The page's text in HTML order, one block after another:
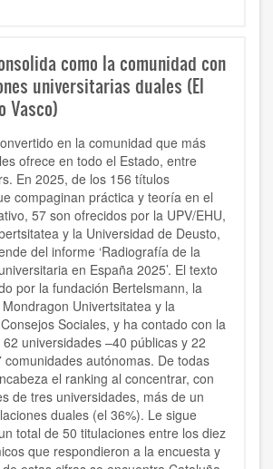
como la comunidad con
universitarias duales (El
Vasco)
en la comunidad que más
ofrece en todo el Estado, entre
En 2025, de los 156 títulos
compaginan práctica y teoría en el
57 son ofrecidos por la UPV/EHU,
y la Universidad de Deusto,
del informe ‘Radiografía de la
en España 2025’. El texto
por la fundación Bertelsmann, la
Univertsitatea y la
Sociales, y ha contado con la
universidades –40 públicas y 22
comunidades autónomas. De todas
el ranking al concentrar, con
de tres universidades, más de un
duales (el 36%). Le sigue
total de 50 titulaciones entre los diez
que respondieron a la encuesta y